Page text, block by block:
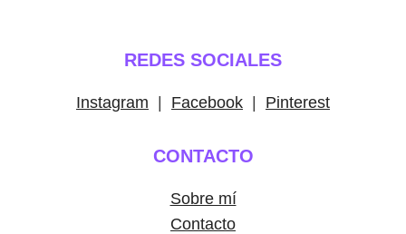
REDES SOCIALES
Instagram Facebook Pinterest
CONTACTO
Sobre mí
Contacto